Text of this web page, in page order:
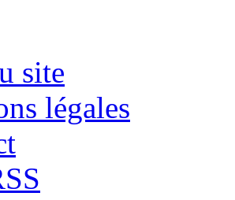
site
légales